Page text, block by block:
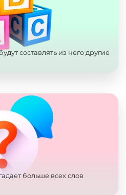
составлять из него другие
больше всех слов